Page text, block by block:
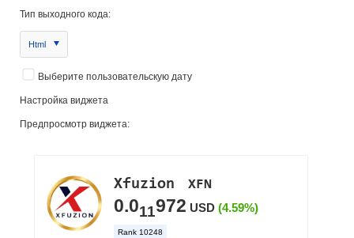
Тип выходного кода:
Html
Выберите пользовательскую дату
Настройка виджета
Предпросмотр виджета: